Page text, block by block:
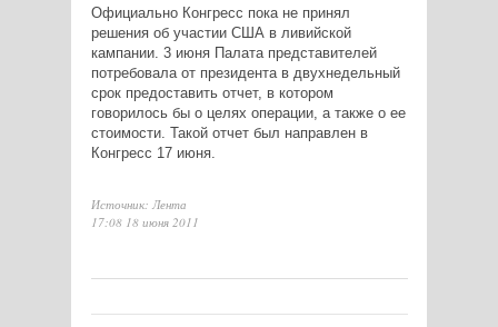
Официально Конгресс пока не принял
решения об участии США в ливийской
кампании. 3 июня Палата представителей
потребовала от президента в двухнедельный
срок предоставить отчет, в котором
говорилось бы о целях операции, а также о ее
стоимости. Такой отчет был направлен в
Конгресс 17 июня.
Источник: Лента
17:08 18 июня 2011